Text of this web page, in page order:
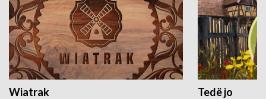
Wiatrak Tedë jo